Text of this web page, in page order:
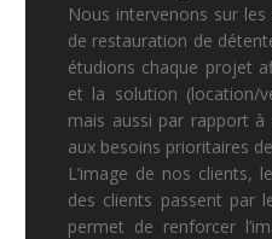
Nous intervenons sur
de restauration de
étudions chaque projet
et la solution (location/
mais aussi par rapport à
aux besoins prioritaires
L’image de nos clients,
des clients passent par
permet de renforcer